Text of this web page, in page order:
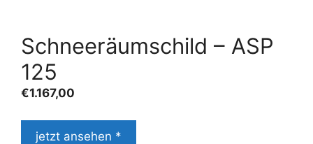
Schneeräumschild – ASP
125
€1.167,00
jetzt ansehen *